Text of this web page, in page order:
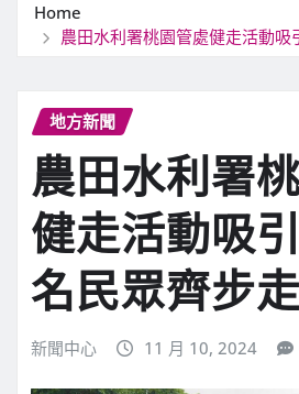
Home
農田水利署桃園管處健走活動
地方新聞
農田水利署
健走活動吸
名民眾齊步走
新聞中心 11 月 10, 2024